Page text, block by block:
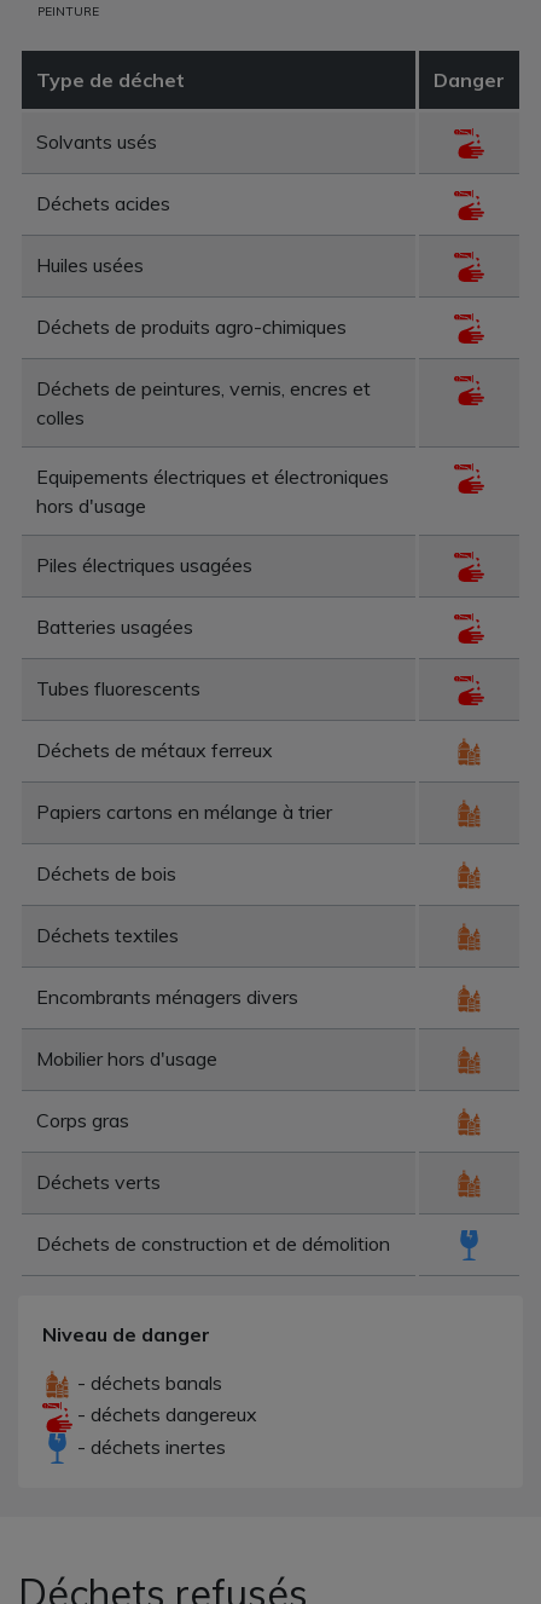
PEINTURE
Type de déchet Danger
Solvants usés
Déchets acides
Huiles usées
Déchets de produits agro-chimiques
Déchets de peintures, vernis, encres et
colles
Equipements électriques et électroniques
hors d'usage
Piles électriques usagées
Batteries usagées
Tubes fluorescents
Déchets de métaux ferreux
Papiers cartons en mélange à trier
Déchets de bois
Déchets textiles
Encombrants ménagers divers
Mobilier hors d'usage
Corps gras
Déchets verts
Déchets de construction et de démolition
Niveau de danger
- déchets banals
- déchets dangereux
- déchets inertes
Déchets refusés